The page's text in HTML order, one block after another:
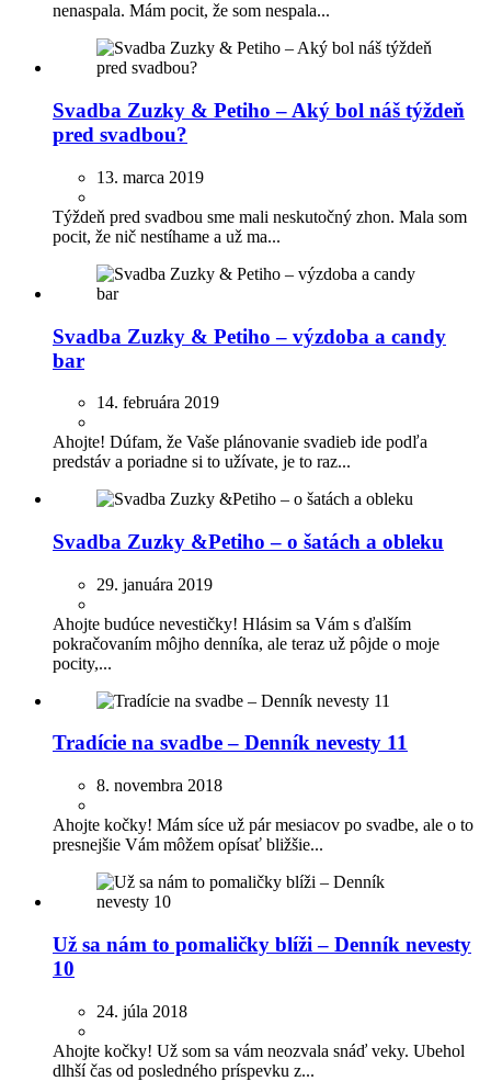
nenaspala. Mám pocit, že som nespala...
Svadba Zuzky & Petiho – Aký bol náš týždeň
pred svadbou?
13. marca 2019
Týždeň pred svadbou sme mali neskutočný zhon. Mala som
pocit, že nič nestíhame a už ma...
Svadba Zuzky & Petiho – výzdoba a candy
bar
14. februára 2019
Ahojte! Dúfam, že Vaše plánovanie svadieb ide podľa
predstáv a poriadne si to užívate, je to raz...
Svadba Zuzky &Petiho – o šatách a obleku
29. januára 2019
Ahojte budúce nevestičky! Hlásim sa Vám s ďalším
pokračovaním môjho denníka, ale teraz už pôjde o moje
pocity,...
Tradície na svadbe – Denník nevesty 11
8. novembra 2018
Ahojte kočky! Mám síce už pár mesiacov po svadbe, ale o to
presnejšie Vám môžem opísať bližšie...
Už sa nám to pomaličky blíži – Denník nevesty
10
24. júla 2018
Ahojte kočky! Už som sa vám neozvala snáď veky. Ubehol
dlhší čas od posledného príspevku z...